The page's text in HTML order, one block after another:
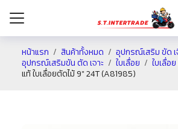
หน้าแรก สินค้าทั้งหมด
อุปกรณ์เสริม ขัด เ
อุปกรณ์เสริมขัน ตัด เจาะ
ใบเลื่อย
ใบเลื่อ
แท้ ใบเลื่อยตัดไม้ 9″ 24T (A81985)